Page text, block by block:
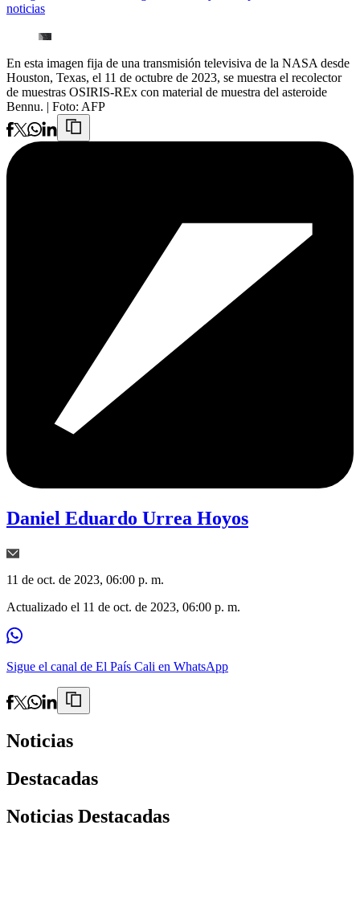
noticias
En esta imagen fija de una transmisión televisiva de la NASA desde
Houston, Texas, el 11 de octubre de 2023, se muestra el recolector
de muestras OSIRIS-REx con material de muestra del asteroide
Bennu. | Foto: AFP
Daniel Eduardo Urrea Hoyos
11 de oct. de 2023, 06:00 p. m.
Actualizado el 11 de oct. de 2023, 06:00 p. m.
Sigue el canal de El País Cali en WhatsApp
Noticias
Destacadas
Noticias Destacadas